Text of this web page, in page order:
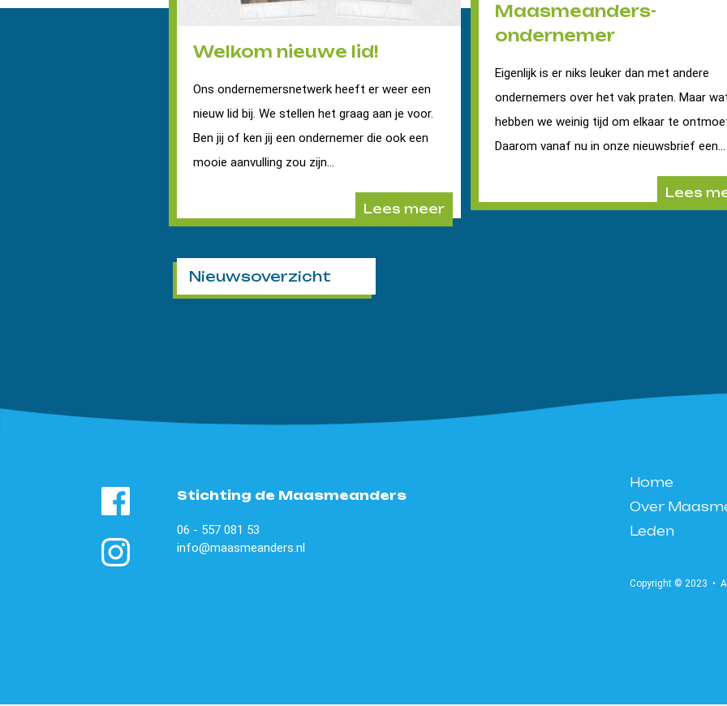
Maasmeanders-
ondernemer
Eigenlijk is er niks leuker dan met andere
ondernemers over het vak praten. Maar
hebben we weinig tijd om elkaar te
Daarom vanaf nu in onze nieuwsbrief een...
Lees
Welkom nieuwe lid!
Ons ondernemersnetwerk heeft er weer een
nieuw lid bij. We stellen het graag aan je voor.
Ben jij of ken jij een ondernemer die ook een
mooie aanvulling zou zijn...
Lees meer
Nieuwsoverzicht
Stichting de Maasmeanders
06 - 557 081 53
info@maasmeanders.nl
Home
Over
Leden
Copyright © 2023 •